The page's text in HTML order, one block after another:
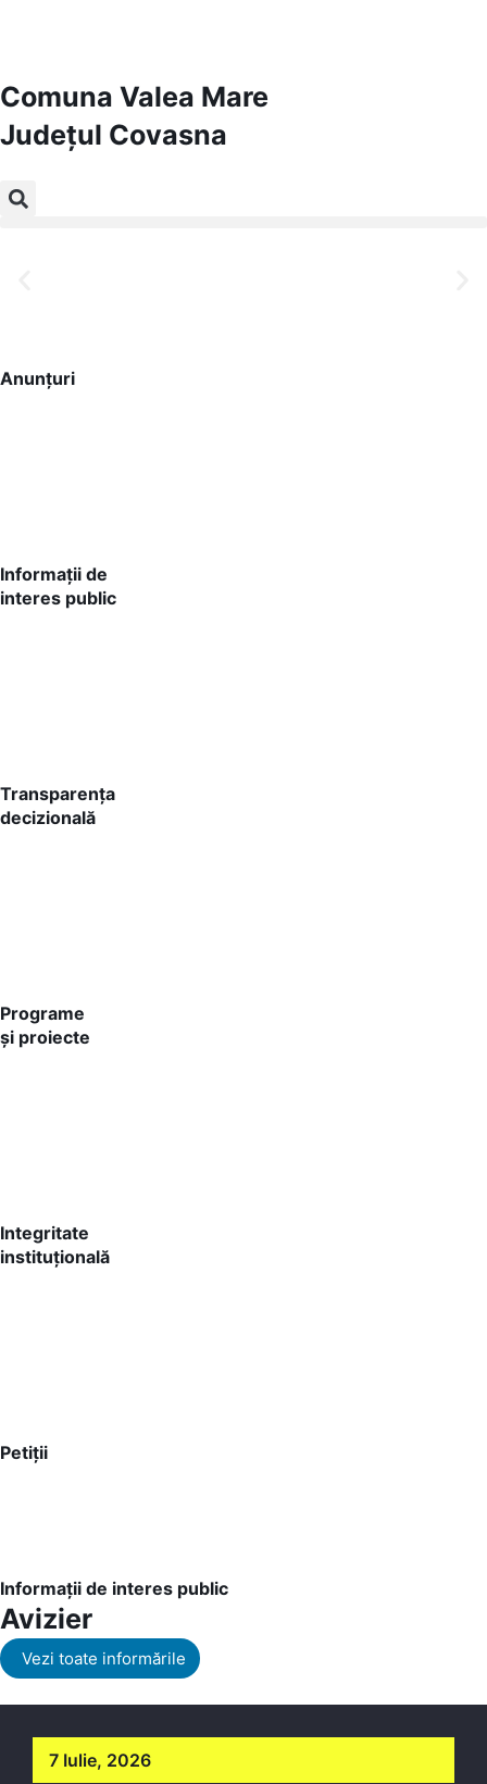
Comuna Valea Mare
Județul Covasna
Anunțuri
Informații de
interes public
Transparența
decizională
Programe
și proiecte
Integritate
instituțională
Petiții
Informații de interes public
Avizier
Vezi toate informările
7 Iulie, 2026